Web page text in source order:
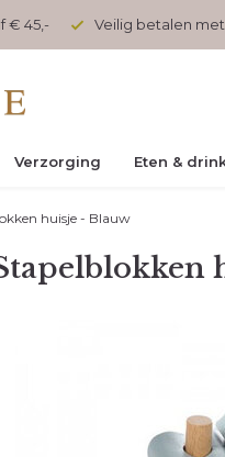
€ 45,- Veilig betalen
Verzorging Eten &
huisje - Blauw